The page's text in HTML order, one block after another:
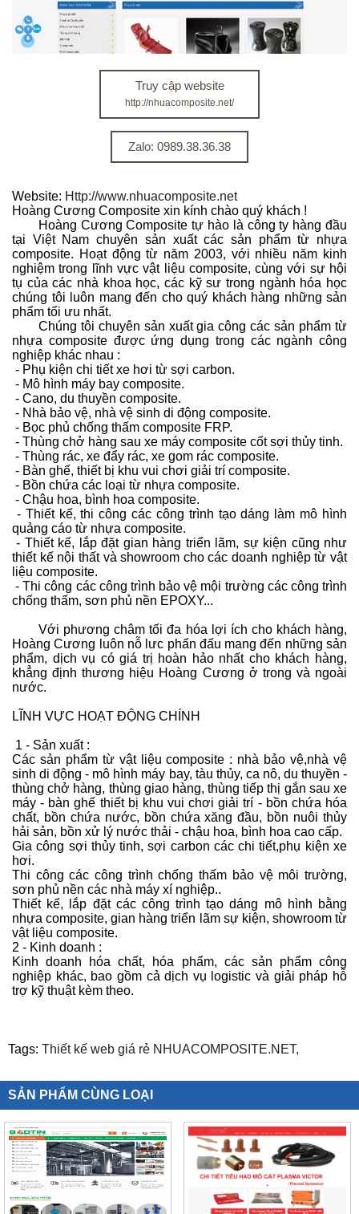
Truy cập website
http://nhuacomposite.net/
Zalo: 0989.38.36.38
Website: Http://www.nhuacomposite.net
Hoàng Cương Composite xin kính chào quý khách !
Hoàng Cương Composite tự hào là công ty hàng đầu
tại Việt Nam chuyên sản xuất các sản phẩm từ nhựa
composite. Hoạt động từ năm 2003, với nhiều năm kinh
nghiệm trong lĩnh vực vật liệu composite, cùng với sự hội
tụ của các nhà khoa học, các kỹ sư trong ngành hóa học
chúng tôi luôn mang đến cho quý khách hàng những sản
phẩm tối ưu nhất.
Chúng tôi chuyên sản xuất gia công các sản phẩm từ
nhựa composite được ứng dụng trong các ngành công
nghiệp khác nhau :
- Phụ kiện chi tiết xe hơi từ sợi carbon.
- Mô hình máy bay composite.
- Cano, du thuyền composite.
- Nhà bảo vệ, nhà vệ sinh di động composite.
- Bọc phủ chống thấm composite FRP.
- Thùng chở hàng sau xe máy composite cốt sợi thủy tinh.
- Thùng rác, xe đẩy rác, xe gom rác composite.
- Bàn ghế, thiết bị khu vui chơi giải trí composite.
- Bồn chứa các loại từ nhựa composite.
- Chậu hoa, bình hoa composite.
- Thiết kế, thi công các công trình tạo dáng làm mô hình
quảng cáo từ nhựa composite.
- Thiết kế, lắp đặt gian hàng triển lãm, sự kiện cũng như
thiết kế nội thất và showroom cho các doanh nghiệp từ vật
liệu composite.
- Thi công các công trình bảo vệ mội trường các công trình
chống thấm, sơn phủ nền EPOXY...
Với phương châm tối đa hóa lợi ích cho khách hàng,
Hoàng Cương luôn nỗ lưc phấn đấu mang đến những sản
phẩm, dịch vụ có giá trị hoàn hảo nhất cho khách hàng,
khẳng định thương hiệu Hoàng Cương ở trong và ngoài
nước.
LĨNH VỰC HOẠT ĐỘNG CHÍNH
1 - Sản xuất :
Các sản phẩm từ vật liệu composite : nhà bảo vệ,nhà vệ
sinh di động - mô hình máy bay, tàu thủy, ca nô, du thuyền -
thùng chở hàng, thùng giao hàng, thùng tiếp thị gắn sau xe
máy - bàn ghế thiết bị khu vui chơi giải trí - bồn chứa hóa
chất, bồn chứa nước, bồn chứa xăng đầu, bồn nuôi thủy
hải sản, bồn xử lý nước thải - chậu hoa, bình hoa cao cấp.
Gia công sợi thủy tinh, sợi carbon các chi tiết,phụ kiện xe
hơi.
Thi công các công trình chống thấm bảo vệ môi trường,
sơn phủ nền các nhà máy xí nghiệp..
Thiết kế, lắp đặt các công trình tạo dáng mô hình bằng
nhựa composite, gian hàng triển lãm sự kiện, showroom từ
vật liệu composite.
2 - Kinh doanh :
Kinh doanh hóa chất, hóa phẩm, các sản phẩm công
nghiệp khác, bao gồm cả dịch vụ logistic và giải pháp hỗ
trợ kỹ thuật kèm theo.
Tags: Thiết kế web giá rẻ NHUACOMPOSITE.NET,
SẢN PHẨM CÙNG LOẠI